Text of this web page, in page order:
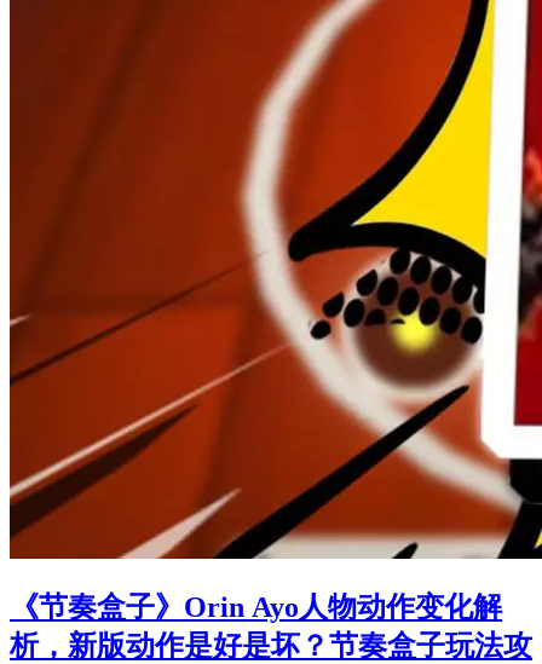
《节奏盒子》Orin Ayo人物动作变化解
析，新版动作是好是坏？节奏盒子玩法攻